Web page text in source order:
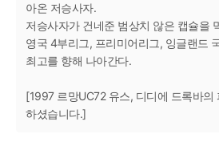
아온 저승사자.
저승사자가 건네준 범상치 않은 캡슐을
영국 4부리그, 프리미어리그, 잉글랜드
최고를 향해 나아간다.
[1997 르망UC72 유스, 디디에 드록바의
하셨습니다.]